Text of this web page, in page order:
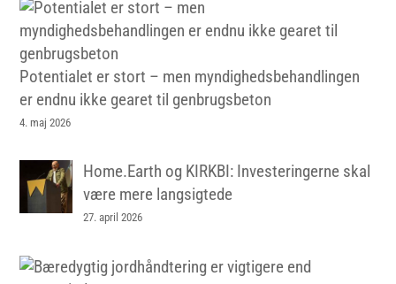
Potentialet er stort – men myndighedsbehandlingen
er endnu ikke gearet til genbrugsbeton
4. maj 2026
Home.Earth og KIRKBI: Investeringerne skal
være mere langsigtede
27. april 2026